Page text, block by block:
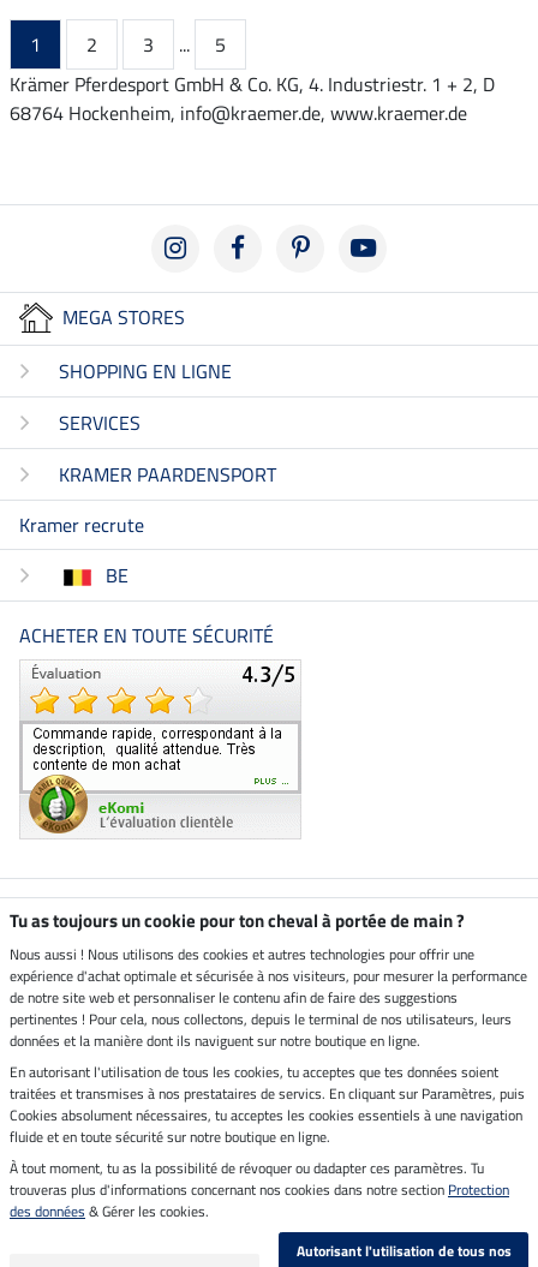
1 2 3 ...
5
Krämer Pferdesport GmbH & Co. KG, 4. Industriestr. 1 + 2, D
68764 Hockenheim, info@kraemer.de, www.kraemer.de
MEGA STORES
SHOPPING EN LIGNE
SERVICES
KRAMER PAARDENSPORT
Kramer recrute
BE
ACHETER EN TOUTE SÉCURITÉ
Boutique climatiquement
Livraison par
Paiement sécurisé
Mentions légales
Dernière actualisation le 09.08.2026 à 14:26
Tu as toujours un cookie pour ton cheval à portée de main ?
Nous aussi ! Nous utilisons des cookies et autres technologies pour offrir une
expérience d'achat optimale et sécurisée à nos visiteurs, pour mesurer la performance
de notre site web et personnaliser le contenu afin de faire des suggestions
pertinentes ! Pour cela, nous collectons, depuis le terminal de nos utilisateurs, leurs
données et la manière dont ils naviguent sur notre boutique en ligne.
En autorisant l'utilisation de tous les cookies, tu acceptes que tes données soient
traitées et transmises à nos prestataires de servics. En cliquant sur Paramètres, puis
Cookies absolument nécessaires, tu acceptes les cookies essentiels à une navigation
fluide et en toute sécurité sur notre boutique en ligne.
À tout moment, tu as la possibilité de révoquer ou dadapter ces paramètres. Tu
trouveras plus d'informations concernant nos cookies dans notre section Protection
des données & Gérer les cookies.
Autorisant l'utilisation de tous nos